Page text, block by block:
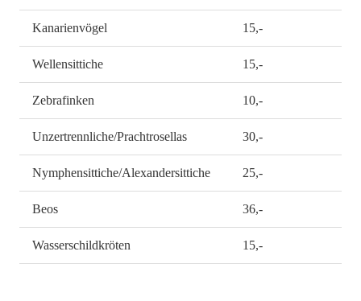
Kanarienvögel 15,-
Wellensittiche 15,-
Zebrafinken 10,-
Unzertrennliche/Prachtrosellas 30,-
Nymphensittiche/Alexandersittiche 25,-
Beos 36,-
Wasserschildkröten 15,-